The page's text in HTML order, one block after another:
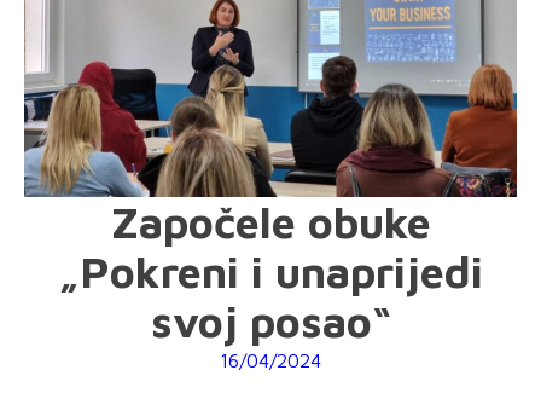
Započele obuke
„Pokreni i unaprijedi
svoj posao“
16/04/2024